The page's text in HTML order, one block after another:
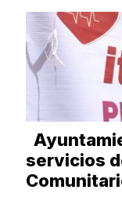
servicios